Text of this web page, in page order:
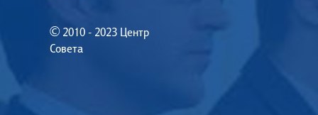
© 2010 - 2023 Центр
Совета